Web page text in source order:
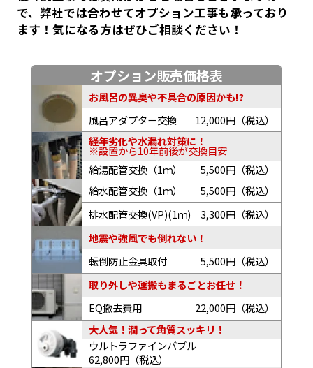
で、弊社では合わせてオプション工事も承っており
ます！気になる方はぜひご相談ください！
オプション販売価格表
お風呂の異臭や不具合の原因かも!?
風呂アダプター交換
12,000円（税込）
経年劣化や水漏れ対策に！
※設置から10年前後が交換目安
給湯配管交換（1ｍ）
5,500円（税込）
給水配管交換（1ｍ）
5,500円（税込）
排水配管交換(VP)(1ｍ)
3,300円（税込）
地震や強風でも倒れない！
転倒防止金具取付
5,500円（税込）
取り外しや運搬もまるごとお任せ！
EQ撤去費用
22,000円（税込）
大人気！潤って角質スッキリ！
ウルトラファインバブル
62,800円（税込）